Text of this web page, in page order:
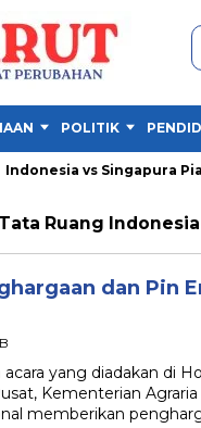
POLITIK
vs Singapura
Ruang Indonesia
dan Pin
yang diadakan di
Kementerian Agraria
memberikan